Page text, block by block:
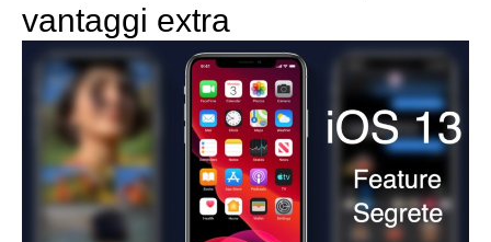
vantaggi extra